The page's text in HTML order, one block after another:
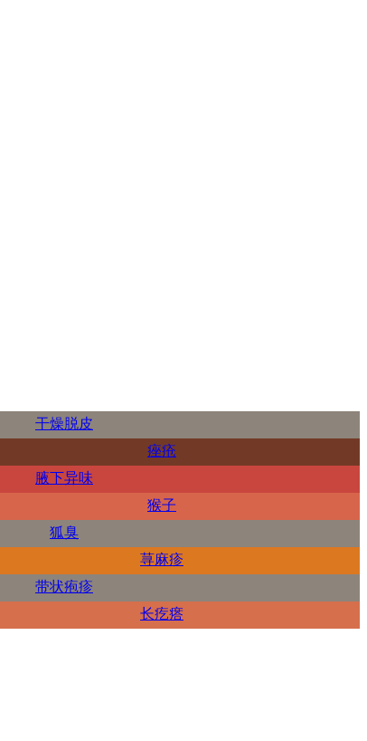
干燥脱皮
痤疮
腋下异味
猴子
狐臭
荨麻疹
带状疱疹
长疙瘩